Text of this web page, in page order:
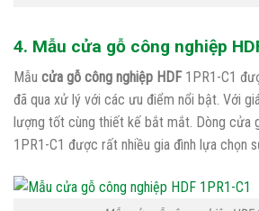
4. Mẫu cửa gỗ công nghiệp
Mẫu cửa gỗ công nghiệp HDF1PR1-C1
đã qua xử lý với các ưu điểm nổi bật. Với
lượng tốt cùng thiết kế bắt mắt. Dòng cửa
1PR1-C1 được rất nhiều gia đình lựa chọn